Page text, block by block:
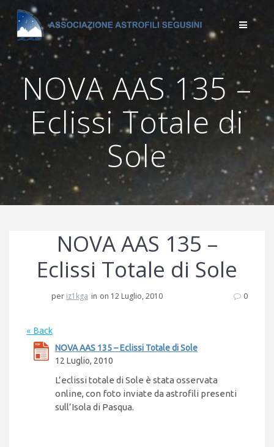
Salta
al
contenuto
NOVA AAS 135 –
Eclissi Totale di
Sole
NOVA AAS 135 –
Eclissi Totale di Sole
per iz1kga in on 12 Luglio, 2010 0
« Back
NOVA AAS 135 – Eclissi Totale di Sole
12 Luglio, 2010
L’eclissi totale di Sole è stata osservata
online, con foto inviate da astrofili presenti
sull’Isola di Pasqua.